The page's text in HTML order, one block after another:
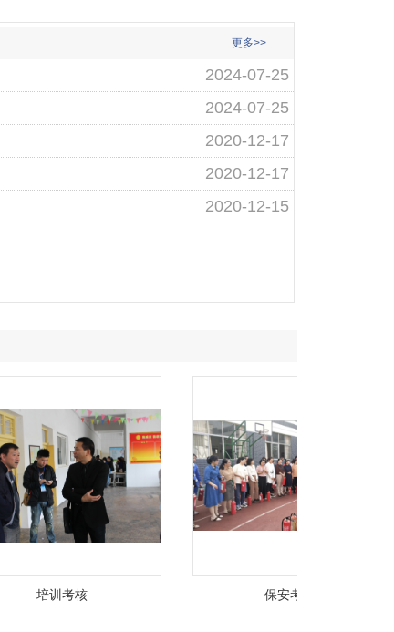
更多>>
2024-07-25
2024-07-25
2020-12-17
2020-12-17
2020-12-15
培训考核 保安考试